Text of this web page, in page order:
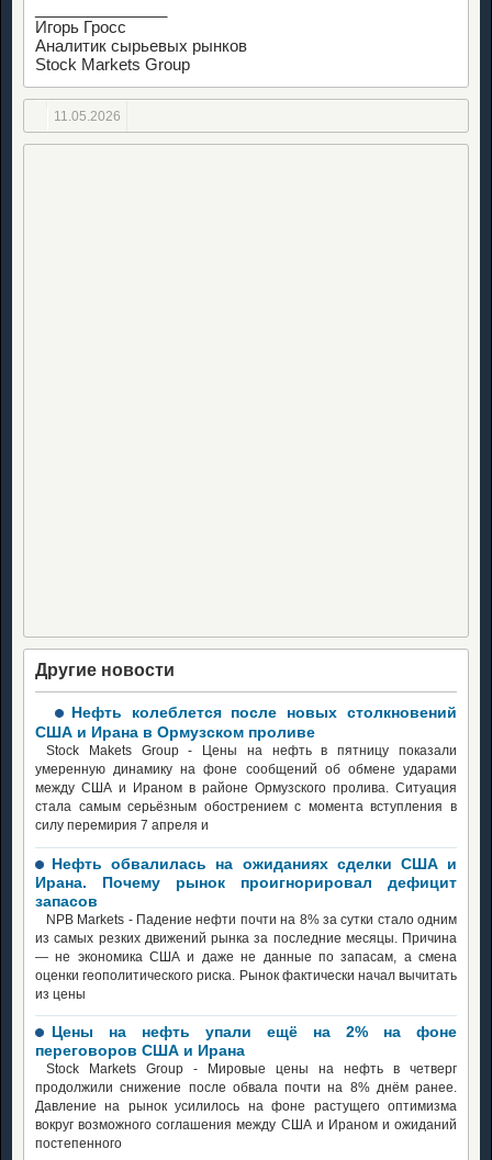
Игорь Гросс
Аналитик сырьевых рынков
Stock Markets Group
11.05.2026
Другие новости
Нефть колеблется после новых столкновений
США и Ирана в Ормузском проливе
Stock Makets Group - Цены на нефть в пятницу показали
умеренную динамику на фоне сообщений об обмене ударами
между США и Ираном в районе Ормузского пролива. Ситуация
стала самым серьёзным обострением с момента вступления в
силу перемирия 7 апреля и
Нефть обвалилась на ожиданиях сделки США и
Ирана. Почему рынок проигнорировал дефицит
запасов
NPB Markets - Падение нефти почти на 8% за сутки стало одним
из самых резких движений рынка за последние месяцы. Причина
— не экономика США и даже не данные по запасам, а смена
оценки геополитического риска. Рынок фактически начал вычитать
из цены
Цены на нефть упали ещё на 2% на фоне
переговоров США и Ирана
Stock Markets Group - Мировые цены на нефть в четверг
продолжили снижение после обвала почти на 8% днём ранее.
Давление на рынок усилилось на фоне растущего оптимизма
вокруг возможного соглашения между США и Ираном и ожиданий
постепенного